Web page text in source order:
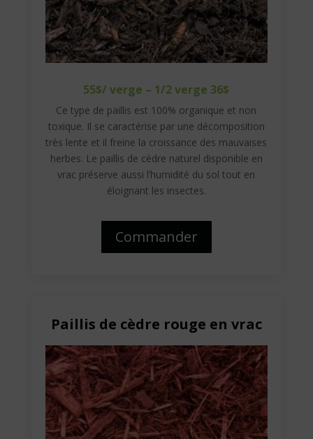
55$/ verge – 1/2 verge 36$
Ce type de paillis est 100% organique et non
toxique. Il se caractérise par une décomposition
très lente et il freine la croissance des mauvaises
herbes. Le paillis de cèdre naturel disponible en
vrac préserve aussi l’humidité du sol tout en
éloignant les insectes.
Commander
Paillis de cèdre rouge en vrac